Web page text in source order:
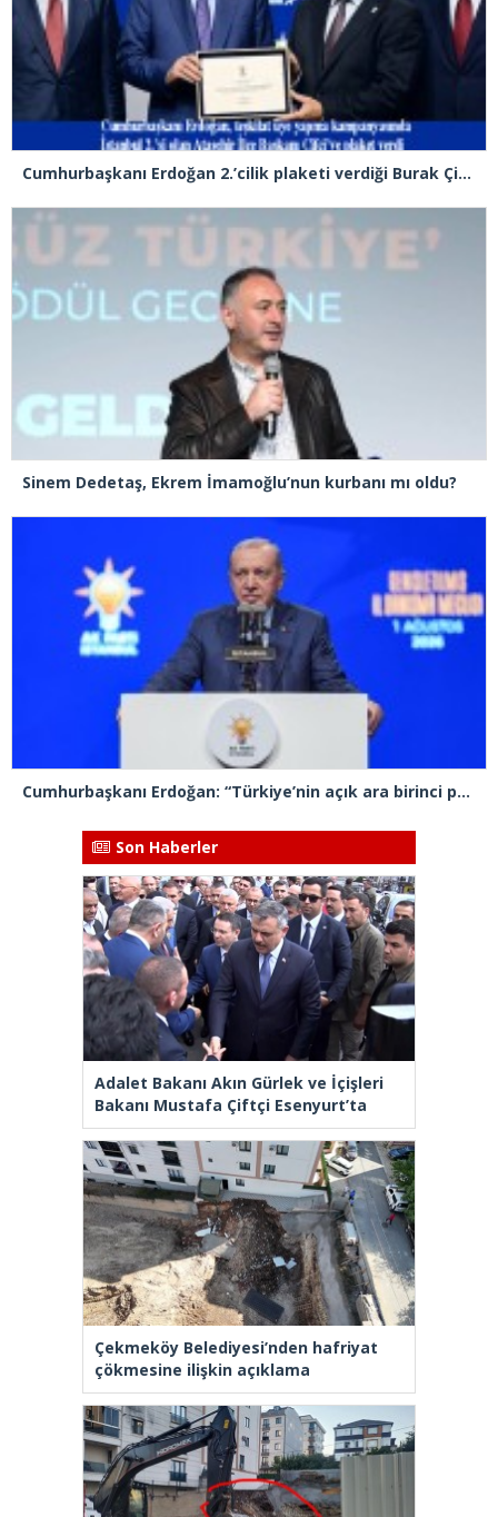
Cumhurbaşkanı Erdoğan 2.’cilik plaketi verdiği Burak Çifci’den Ataşehir seçimlerini kazanma sözünü aldı
Sinem Dedetaş, Ekrem İmamoğlu’nun kurbanı mı oldu?
Cumhurbaşkanı Erdoğan: “Türkiye’nin açık ara birinci partisiyiz”
Son Haberler
Adalet Bakanı Akın Gürlek ve İçişleri
Bakanı Mustafa Çiftçi Esenyurt’ta
Çekmeköy Belediyesi’nden hafriyat
çökmesine ilişkin açıklama